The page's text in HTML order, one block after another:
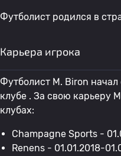
Футболист родился в
Карьера игрока
Футболист M. Biron
клубе . За свою карьеру
клубах:
Champagne Sports -
Renens - 01.01.2018-